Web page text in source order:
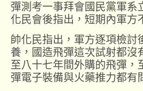
彈測考一事拜會國民黨軍系
化民會後指出，短期內軍方
帥化民指出，軍方逐項檢討
養，國造飛彈這次試射都沒
至八十七年間外購的飛彈，
彈電子裝備與火藥推力都有